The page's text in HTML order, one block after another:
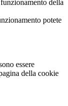
della
potete
essere
della cookie